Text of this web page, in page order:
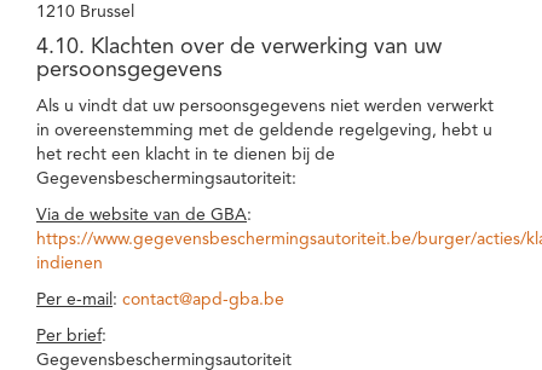
1210 Brussel
4.10. Klachten over de verwerking van uw
persoonsgegevens
Als u vindt dat uw persoonsgegevens niet werden verwerkt
in overeenstemming met de geldende regelgeving, hebt u
het recht een klacht in te dienen bij de
Gegevensbeschermingsautoriteit:
Via de website van de GBA:
https://www.gegevensbeschermingsautoriteit.be/burger/acties/
indienen
Per e-mail : contact@apd-gba.be
Per brief:
Gegevensbeschermingsautoriteit